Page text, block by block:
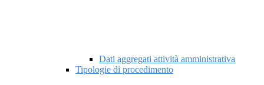
Dati aggregati attività amministrativa
Tipologie di procedimento